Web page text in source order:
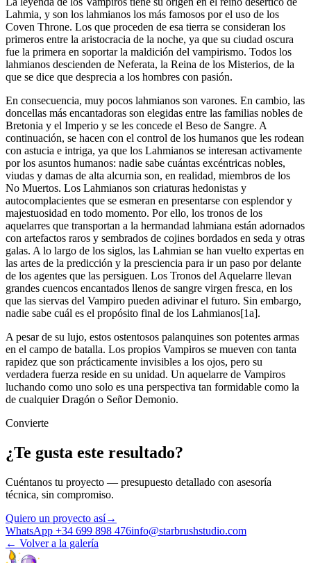
Lahmia, y son los lahmianos los más famosos por el uso de los
Coven Throne. Los que proceden de esa tierra se consideran los
primeros entre la aristocracia de la noche, ya que su ciudad oscura
fue la primera en soportar la maldición del vampirismo. Todos los
lahmianos descienden de Neferata, la Reina de los Misterios, de la
que se dice que desprecia a los hombres con pasión.
En consecuencia, muy pocos lahmianos son varones. En cambio, las
doncellas más encantadoras son elegidas entre las familias nobles de
Bretonia y el Imperio y se les concede el Beso de Sangre. A
continuación, se hacen con el control de los humanos que les rodean
con astucia e intriga, ya que los Lahmianos se interesan activamente
por los asuntos humanos: nadie sabe cuántas excéntricas nobles,
viudas y damas de alta alcurnia son, en realidad, miembros de los
No Muertos. Los Lahmianos son criaturas hedonistas y
autocomplacientes que se esmeran en presentarse con esplendor y
majestuosidad en todo momento. Por ello, los tronos de los
aquelarres que transportan a la hermandad lahmiana están adornados
con artefactos raros y sembrados de cojines bordados en seda y otras
galas. A lo largo de los siglos, las Lahmian se han vuelto expertas en
las artes de la predicción y la presciencia para ir un paso por delante
de los agentes que las persiguen. Los Tronos del Aquelarre llevan
grandes cuencos encantados llenos de sangre virgen fresca, en los
que las siervas del Vampiro pueden adivinar el futuro. Sin embargo,
nadie sabe cuál es el propósito final de los Lahmianos[1a].
A pesar de su lujo, estos ostentosos palanquines son potentes armas
en el campo de batalla. Los propios Vampiros se mueven con tanta
rapidez que son prácticamente invisibles a los ojos, pero su
verdadera fuerza reside en su unidad. Un aquelarre de Vampiros
luchando como uno solo es una perspectiva tan formidable como la
de cualquier Dragón o Señor Demonio.
Convierte
¿Te gusta este resultado?
Cuéntanos tu proyecto — presupuesto detallado con asesoría
técnica, sin compromiso.
Quiero un proyecto así→
WhatsApp +34 699 898 476info@starbrushstudio.com
← Volver a la galería